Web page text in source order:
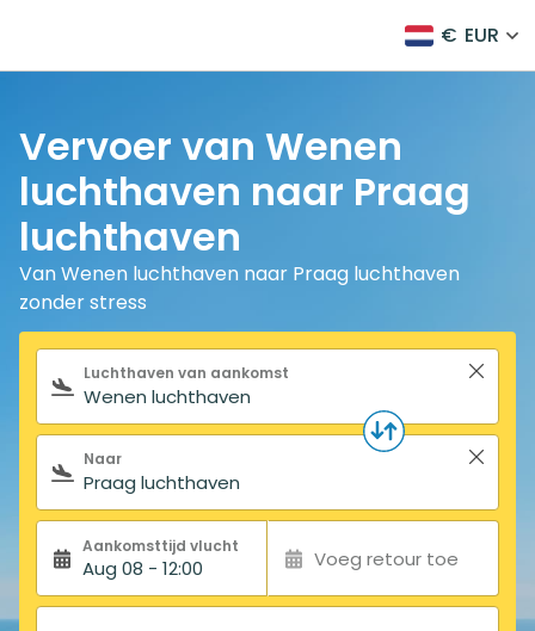
€ EUR
Vervoer van Wenen
luchthaven naar Praag
luchthaven
Van Wenen luchthaven naar Praag luchthaven
zonder stress
Zoekformulier
Luchthaven van aankomst
Naar
Aankomsttijd vlucht
Aug 08 - 12:00 Voeg retour toe